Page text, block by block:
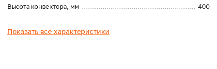
Высота конвектора, мм
400
Показать все характеристики